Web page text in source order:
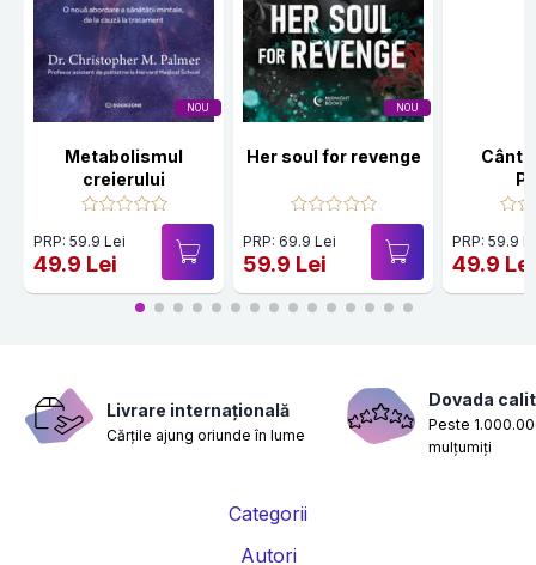
NOU
Metabolismul
creierului
PRP: 59.9 Lei
49.9 Lei
NOU
Her soul for revenge
PRP: 69.9 Lei
59.9 Lei
PRP: 59.9
49.9 Lei
Livrare internațională
Cărțile ajung oriunde în lume
Dovada
Peste
mulțumiți
Categorii
Autori